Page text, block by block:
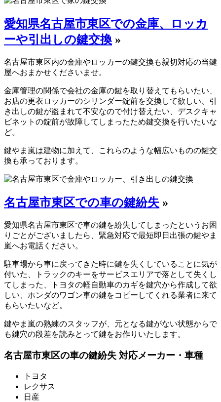
愛知県名古屋市東区での金庫、ロッカ
ーや引出しの鍵交換 »
名古屋市東区内の金庫やロッカーの鍵交換も親切対応の当鍵
屋へおまかせくださいませ。
金庫管理の関係で会社の金庫の鍵を取り替えてもらいたい、
お店の更衣ロッカーのシリンダー錠前を交換して欲しい、引
き出しの鍵が盗まれて不安なので付け替えたい、デスクキャ
ビネットの錠前が故障してしまったため鍵交換を行いたいな
ど。
鍵やま嵐は建物に加えて、これらのような幅広いものの鍵交
換も承っております。
名古屋市東区での車の鍵紛失 »
愛知県名古屋市東区で車の鍵を紛失してしまったというお困
りごとがございましたら、緊急対応で最短即日出張の鍵やま
嵐へお電話ください。
駐車場から車に戻ってきた時に鍵を失くしていることに気が
付いた、トラックのキーをサービスエリアで落として失くし
てしまった、トヨタの軽自動車のカギを鍵穴から作成して欲
しい、ホンダのワゴン車の鍵をコピーしてくれる業者に来て
もらいたいなど。
鍵やま嵐の熟練のスタッフが、元となる鍵がない状態からで
も鍵穴の段差を読みとって鍵をお作りいたします。
名古屋市東区の車の鍵紛失 対応メーカー・車種
トヨタ
レクサス
日産